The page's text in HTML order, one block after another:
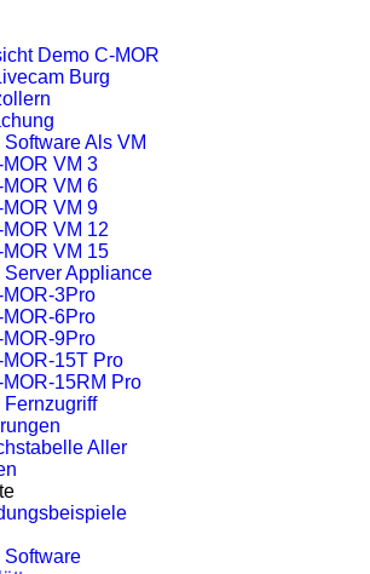
Demo C-MOR
Burg
Als VM
VM 3
VM 6
VM 9
VM 12
VM 15
Server Appliance
MOR-3Pro
MOR-6Pro
MOR-9Pro
15T Pro
15RM Pro
Fernzugriff
Aller
Software